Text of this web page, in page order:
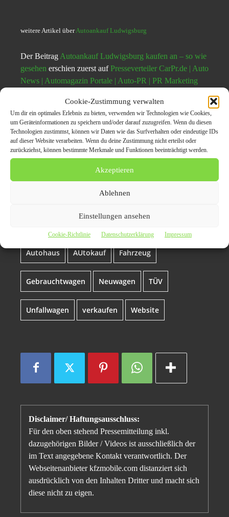
Cookie-Zustimmung verwalten
Um dir ein optimales Erlebnis zu bieten, verwenden wir Technologien wie Cookies,
um Geräteinformationen zu speichern und/oder darauf zuzugreifen. Wenn du diesen
Technologien zustimmst, können wir Daten wie das Surfverhalten oder eindeutige IDs
auf dieser Website verarbeiten. Wenn du deine Zustimmung nicht erteilst oder
zurückziehst, können bestimmte Merkmale und Funktionen beeinträchtigt werden.
Akzeptieren
Ablehnen
Einstellungen ansehen
Cookie-Richtlinie Datenschutzerklärung Impressum
weitere Artikel überAutoankauf Ludwigsburg
Der Beitrag Autoankauf Ludwigsburg kaufen an – so wie
gesehen erschien zuerst aufPresseverteiler CarPr.de | Auto
News | Automagazin Portale | Auto-PR | PR Marketing
Themen zum Beitrag
Autoankauf Ludwigsburg
kaufen an – so wie
Autohaus AUtokauf Fahrzeug
Gebrauchtwagen Neuwagen TÜV
Unfallwagen verkaufen Website
Disclaimer/ Haftungsausschluss:
Für den oben stehend Pressemitteilung inkl.
dazugehörigen Bilder / Videos ist ausschließlich der
im Text angegebene Kontakt verantwortlich. Der
Webseitenanbieter kfzmobile.com distanziert sich
ausdrücklich von den Inhalten Dritter und macht sich
diese nicht zu eigen.